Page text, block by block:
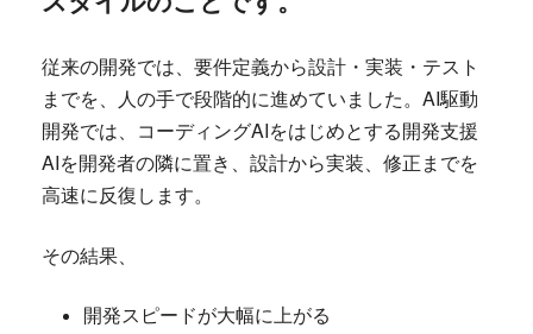
従来の開発では、要件定義から設計・実装・テスト
までを、人の手で段階的に進めていました。AI駆動
開発では、コーディングAIをはじめとする開発支援
AIを開発者の隣に置き、設計から実装、修正までを
高速に反復します。
その結果、
開発スピードが大幅に上がる